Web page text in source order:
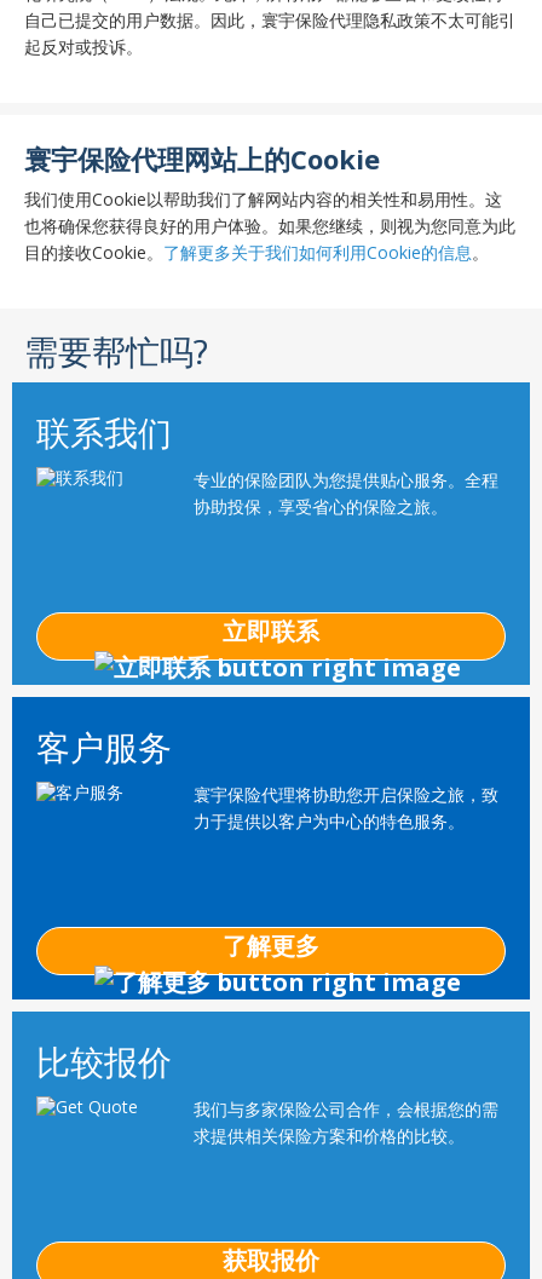
自己已提交的用户数据。因此，寰宇保险代理隐私政策不太可能引
起反对或投诉。
寰宇保险代理网站上的Cookie
我们使用Cookie以帮助我们了解网站内容的相关性和易用性。这
也将确保您获得良好的用户体验。如果您继续，则视为您同意为此
目的接收Cookie。 了解更多关于我们如何利用Cookie的信息 。
需要帮忙吗?
联系我们
专业的保险团队为您提供贴心服务。全程
协助投保，享受省心的保险之旅。
立即联系
客户服务
寰宇保险代理将协助您开启保险之旅，致
力于提供以客户为中心的特色服务。
了解更多
比较报价
我们与多家保险公司合作，会根据您的需
求提供相关保险方案和价格的比较。
获取报价